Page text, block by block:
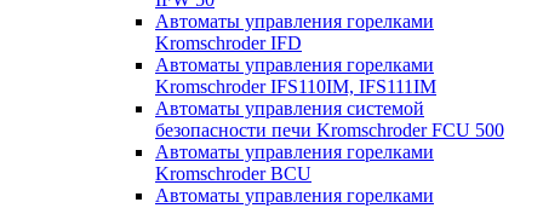
Автоматы управления горелками
Kromschroder IFD
Автоматы управления горелками
Kromschroder IFS110IM, IFS111IM
Автоматы управления системой
безопасности печи Kromschroder FCU 500
Автоматы управления горелками
Kromschroder BCU
Автоматы управления горелками